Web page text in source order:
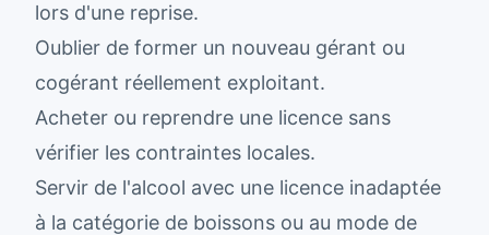
lors d'une reprise.
Oublier de former un nouveau gérant ou
cogérant réellement exploitant.
Acheter ou reprendre une licence sans
vérifier les contraintes locales.
Servir de l'alcool avec une licence inadaptée
à la catégorie de boissons ou au mode de